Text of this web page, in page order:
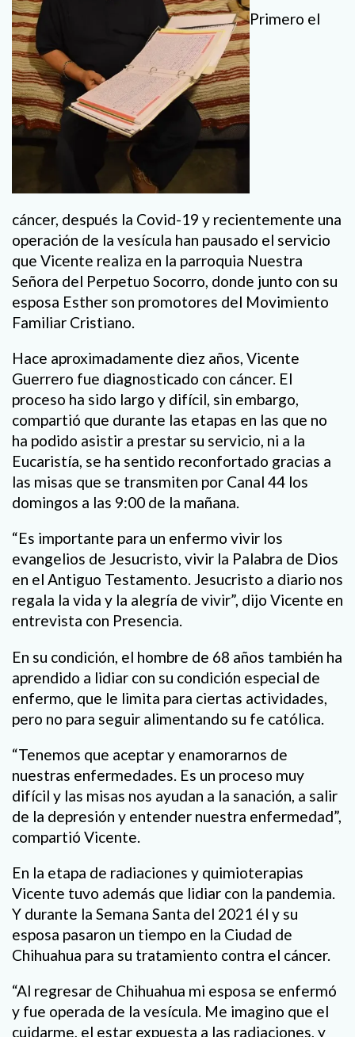
Primero el
cáncer, después la Covid-19 y recientemente una
operación de la vesícula han pausado el servicio
que Vicente realiza en la parroquia Nuestra
Señora del Perpetuo Socorro, donde junto con su
esposa Esther son promotores del Movimiento
Familiar Cristiano.
Hace aproximadamente diez años, Vicente
Guerrero fue diagnosticado con cáncer. El
proceso ha sido largo y difícil, sin embargo,
compartió que durante las etapas en las que no
ha podido asistir a prestar su servicio, ni a la
Eucaristía, se ha sentido reconfortado gracias a
las misas que se transmiten por Canal 44 los
domingos a las 9:00 de la mañana.
“Es importante para un enfermo vivir los
evangelios de Jesucristo, vivir la Palabra de Dios
en el Antiguo Testamento. Jesucristo a diario nos
regala la vida y la alegría de vivir”, dijo Vicente en
entrevista con Presencia.
En su condición, el hombre de 68 años también ha
aprendido a lidiar con su condición especial de
enfermo, que le limita para ciertas actividades,
pero no para seguir alimentando su fe católica.
“Tenemos que aceptar y enamorarnos de
nuestras enfermedades. Es un proceso muy
difícil y las misas nos ayudan a la sanación, a salir
de la depresión y entender nuestra enfermedad”,
compartió Vicente.
En la etapa de radiaciones y quimioterapias
Vicente tuvo además que lidiar con la pandemia.
Y durante la Semana Santa del 2021 él y su
esposa pasaron un tiempo en la Ciudad de
Chihuahua para su tratamiento contra el cáncer.
“Al regresar de Chihuahua mi esposa se enfermó
y fue operada de la vesícula. Me imagino que el
cuidarme, el estar expuesta a las radiaciones, y